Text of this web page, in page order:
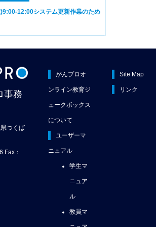
12:00システム更新作業のため
事務
つくば
Fax：
がんプロオ
ンライン教育ジ
ュークボックス
について
ユーザーマ
ニュアル
学生マ
ニュア
ル
教員マ
Site Map
リンク